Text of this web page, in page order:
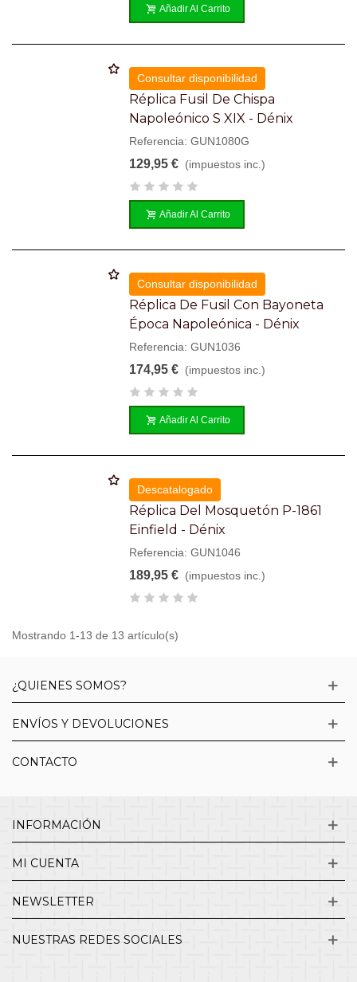
Añadir Al Carrito
Consultar disponibilidad
Réplica Fusil De Chispa
Napoleónico S XIX - Dénix
Referencia: GUN1080G
129,95 € (impuestos inc.)
Añadir Al Carrito
Consultar disponibilidad
Réplica De Fusil Con Bayoneta
Época Napoleónica - Dénix
Referencia: GUN1036
174,95 € (impuestos inc.)
Añadir Al Carrito
Descatalogado
Réplica Del Mosquetón P-1861
Einfield - Dénix
Referencia: GUN1046
189,95 € (impuestos inc.)
Mostrando 1-13 de 13 artículo(s)
¿QUIENES SOMOS?
ENVÍOS Y DEVOLUCIONES
CONTACTO
INFORMACIÓN
MI CUENTA
NEWSLETTER
NUESTRAS REDES SOCIALES